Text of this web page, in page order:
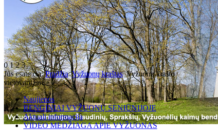
0123
Jūs esate čia:Pradžia Vyžuonų kraštas Vyžuonų krašto
vietovardžiai
Naujienos
RENGINIAI VYŽUONŲ SENIŪNIJOJE
Aktuali informacija
VIDEO MEDŽIAGA APIE VYŽUONAS